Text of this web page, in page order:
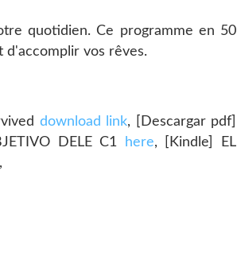
quotidien. Ce programme en 50
vos rêves.
download link, [Descargar pdf]
DELE C1 here, [Kindle] EL
,